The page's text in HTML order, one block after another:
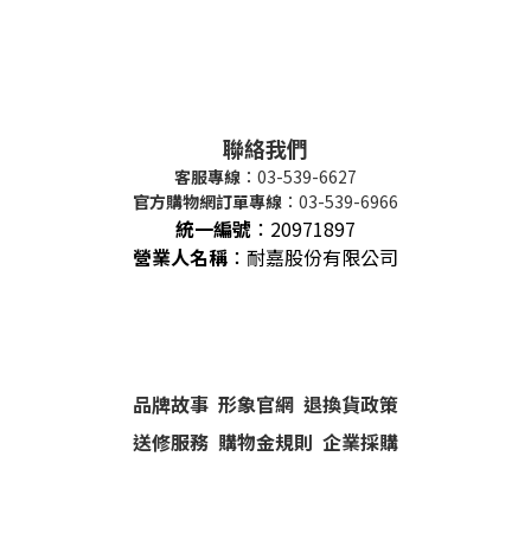
聯絡我們
客服專線 ：03-539-6627
官方購物網訂單專線 ：03-539-6966
統一編號 ： 20971897
營業人名稱 ：耐嘉股份有限公司
品牌故事 形象官網 退換貨政策
送修服務 購物金規則 企業採購